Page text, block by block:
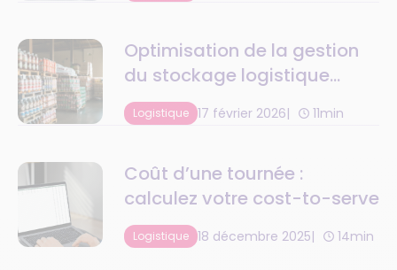
Optimisation de la gestion
du stockage logistique
multi-entrepôts grâce à la
digitalisation des processus
Logistique 17 février 2026 11min
Coût d’une tournée :
calculez votre cost-to-serve
Logistique 18 décembre 2025 14min